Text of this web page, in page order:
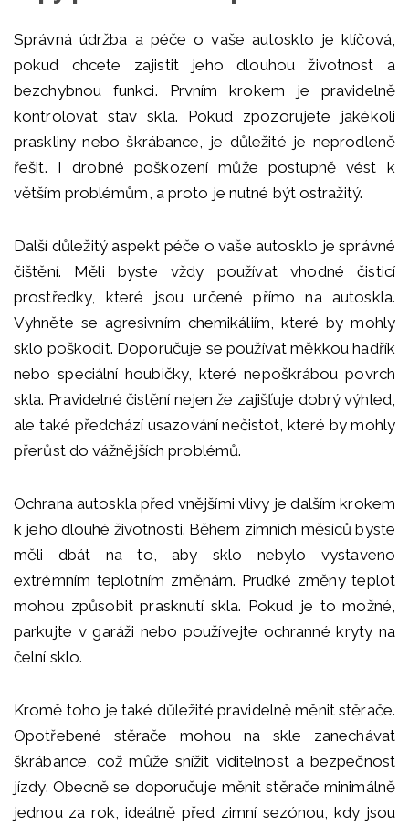
Správná údržba a péče o vaše autosklo je klíčová,
pokud chcete zajistit jeho dlouhou životnost a
bezchybnou funkci. Prvním krokem je pravidelně
kontrolovat stav skla. Pokud zpozorujete jakékoli
praskliny nebo škrábance, je důležité je neprodleně
řešit. I drobné poškození může postupně vést k
větším problémům, a proto je nutné být ostražitý.
Další důležitý aspekt péče o vaše autosklo je správné
čištění. Měli byste vždy používat vhodné čisticí
prostředky, které jsou určené přímo na autoskla.
Vyhněte se agresivním chemikáliím, které by mohly
sklo poškodit. Doporučuje se používat měkkou hadřík
nebo speciální houbičky, které nepoškrábou povrch
skla. Pravidelné čistění nejen že zajišťuje dobrý výhled,
ale také předchází usazování nečistot, které by mohly
přerůst do vážnějších problémů.
Ochrana autoskla před vnějšími vlivy je dalším krokem
k jeho dlouhé životnosti. Během zimních měsíců byste
měli dbát na to, aby sklo nebylo vystaveno
extrémním teplotním změnám. Prudké změny teplot
mohou způsobit prasknutí skla. Pokud je to možné,
parkujte v garáži nebo používejte ochranné kryty na
čelní sklo.
Kromě toho je také důležité pravidelně měnit stěrače.
Opotřebené stěrače mohou na skle zanechávat
škrábance, což může snížit viditelnost a bezpečnost
jízdy. Obecně se doporučuje měnit stěrače minimálně
jednou za rok, ideálně před zimní sezónou, kdy jsou